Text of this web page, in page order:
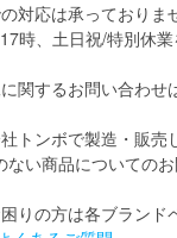
対応は承っておりま
時、土日祝/特別休業
関するお問い合わせは
トンボで製造・販売
い商品についての
りの方は各ブランド